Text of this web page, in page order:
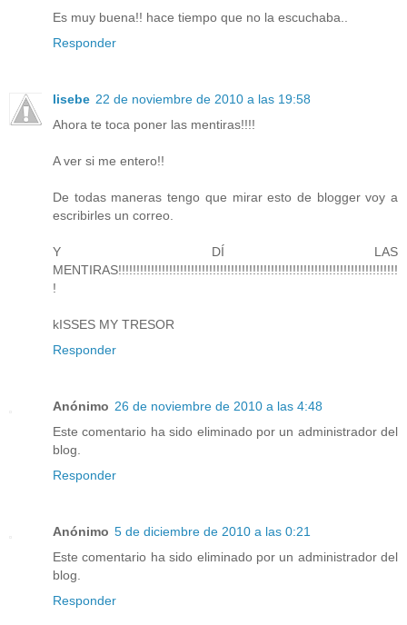
Es muy buena!! hace tiempo que no la escuchaba..
Responder
lisebe 22 de noviembre de 2010 a las 19:58
Ahora te toca poner las mentiras!!!!
A ver si me entero!!
De todas maneras tengo que mirar esto de blogger voy a
escribirles un correo.
Y DÍ LAS
MENTIRAS!!!!!!!!!!!!!!!!!!!!!!!!!!!!!!!!!!!!!!!!!!!!!!!!!!!!!!!!!!!!!!!!!!!!!!!!!!!!!
!
kISSES MY TRESOR
Responder
Anónimo 26 de noviembre de 2010 a las 4:48
Este comentario ha sido eliminado por un administrador del
blog.
Responder
Anónimo 5 de diciembre de 2010 a las 0:21
Este comentario ha sido eliminado por un administrador del
blog.
Responder